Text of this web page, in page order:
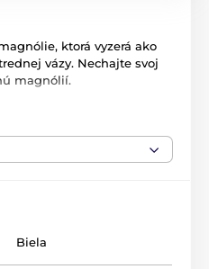
ktorá vyzerá ako
vázy. Nechajte svoj
magnólií.
doplnkov ako napríklad
rok tak Enzo de Gasperi
Biela